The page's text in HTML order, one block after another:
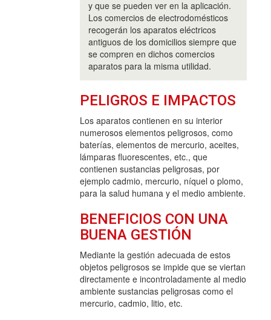
y que se pueden ver en la aplicación.
Los comercios de electrodomésticos
recogerán los aparatos eléctricos
antiguos de los domicilios siempre que
se compren en dichos comercios
aparatos para la misma utilidad.
PELIGROS E IMPACTOS
Los aparatos contienen en su interior
numerosos elementos peligrosos, como
baterías, elementos de mercurio, aceites,
lámparas fluorescentes, etc., que
contienen sustancias peligrosas, por
ejemplo cadmio, mercurio, níquel o plomo,
para la salud humana y el medio ambiente.
BENEFICIOS CON UNA
BUENA GESTIÓN
Mediante la gestión adecuada de estos
objetos peligrosos se impide que se viertan
directamente e incontroladamente al medio
ambiente sustancias peligrosas como el
mercurio, cadmio, litio, etc.